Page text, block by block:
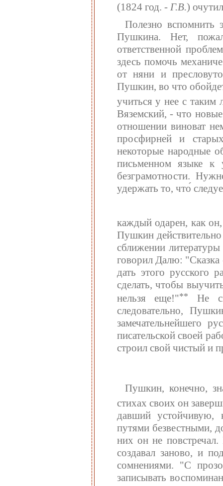
(1824 год. - Г.В.)
Полезно вспомнить
Пушкина. Нет,
ответственной
здесь помочь
от няни и
Пушкин, во что
учиться у нее с таким
Вяземский, - что
отношении виноват
просфирней и
некоторые народные
письменном языке
безграмотности.
удержать то, что́
каждый одарен, как
Пушкин
сближении
говорил Далю: "Сказка
дать этого русского
сделать, чтобы
нельзя еще!"**
Не
следовательно,
замечательнейшего
писательской своей
строил свой чистый и
Пушкин, конечно,
стихах своих он
давший
путями безвестными,
них он не
создавал заново, и
сомнениями. "С
записывать